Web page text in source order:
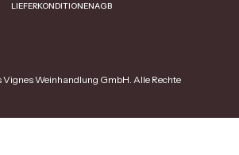
LIEFERKONDITIONENAGB
Weinhandlung GmbH. Alle Rechte